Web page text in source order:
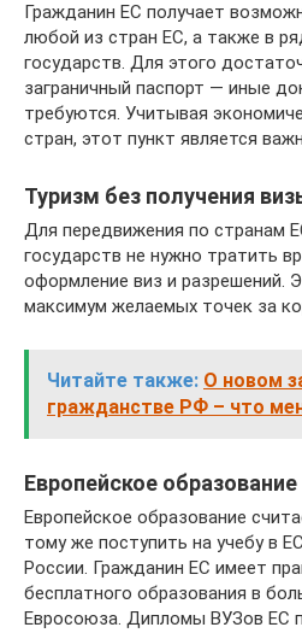
Гражданин ЕС получает
любой из стран ЕС, а также в
государств. Для этого
заграничный паспорт — иные
требуются. Учитывая
стран, этот пункт является
Туризм без получения
Для передвижения по странам
государств не нужно тратить
оформление виз и разрешений.
максимум желаемых точек за
Читайте также: О новом
гражданстве РФ – что
Европейское образование
Европейское образование
тому же поступить на учебу в
России. Гражданин ЕС имеет
бесплатного образования в
Евросоюза. Дипломы ВУЗов ЕС